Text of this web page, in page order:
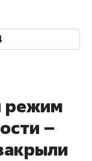
режим
–